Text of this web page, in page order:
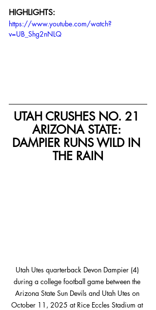
HIGHLIGHTS:
https://www.youtube.com/watch?
v=UB_Shg2nNLQ
UTAH CRUSHES NO. 21
ARIZONA STATE:
DAMPIER RUNS WILD IN
THE RAIN
Utah Utes quarterback Devon Dampier (4)
during a college football game between the
Arizona State Sun Devils and Utah Utes on
October 11, 2025 at Rice Eccles Stadium at